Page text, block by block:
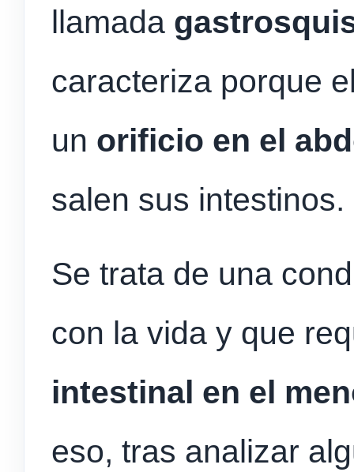
llamada
caracteriza porque
un orificio en el
salen sus intestinos.
Se trata de una
con la vida y que
intestinal en el
eso, tras analizar